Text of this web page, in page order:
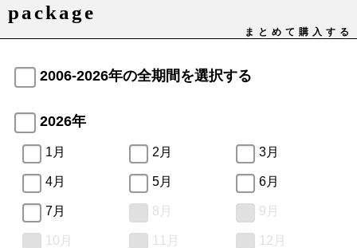
package
まとめて購入する
2006-2026年の全期間を選択する
2026年
1月 2月 3月
4月 5月 6月
7月 8月 9月
10月 11月 12月